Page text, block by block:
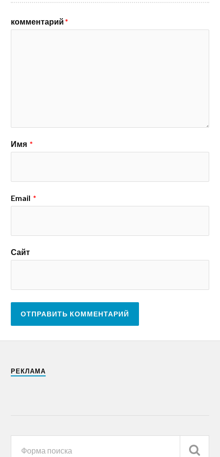
комментарий *
Имя *
Email *
Сайт
РЕКЛАМА